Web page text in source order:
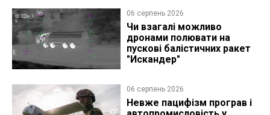
06 серпень 2026
Чи взагалі можливо
дронами полювати на
пускові балістичних ракет
"Искандер"
06 серпень 2026
Невже пацифізм програв і